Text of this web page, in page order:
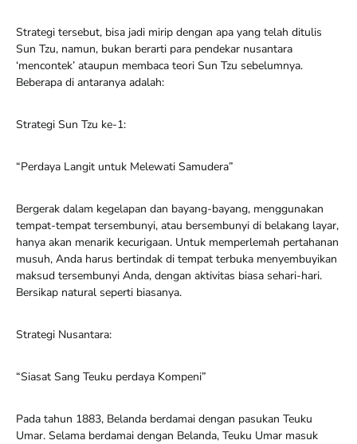
Strategi tersebut, bisa jadi mirip dengan apa yang telah ditulis
Sun Tzu, namun, bukan berarti para pendekar nusantara
‘mencontek’ ataupun membaca teori Sun Tzu sebelumnya.
Beberapa di antaranya adalah:
Strategi Sun Tzu ke-1:
“Perdaya Langit untuk Melewati Samudera”
Bergerak dalam kegelapan dan bayang-bayang, menggunakan
tempat-tempat tersembunyi, atau bersembunyi di belakang layar,
hanya akan menarik kecurigaan. Untuk memperlemah pertahanan
musuh, Anda harus bertindak di tempat terbuka menyembuyikan
maksud tersembunyi Anda, dengan aktivitas biasa sehari-hari.
Bersikap natural seperti biasanya.
Strategi Nusantara:
“Siasat Sang Teuku perdaya Kompeni”
Pada tahun 1883, Belanda berdamai dengan pasukan Teuku
Umar. Selama berdamai dengan Belanda, Teuku Umar masuk